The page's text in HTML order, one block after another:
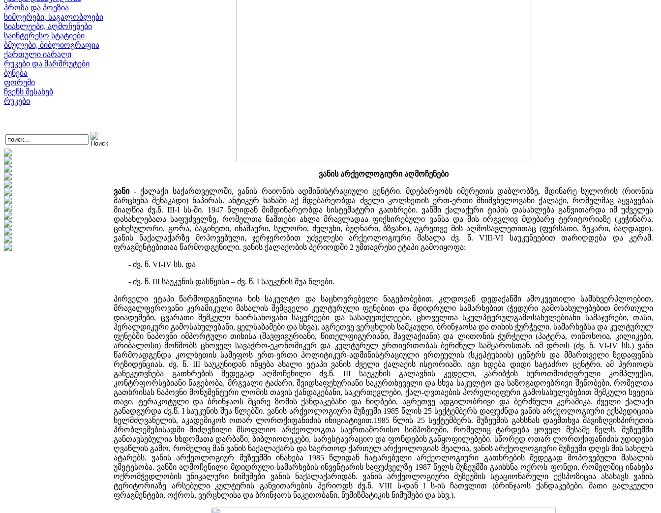
პროზა და პოეზია
სიმღერები, საგალობლები
სიახლეები, აღმოჩენები
საინტერესო სტატიები
ბმულები, ბიბლიოგრაფია
ქართული იარაღი
რუკები და მარშრუტები
ბუნება
ფორუმი
ჩვენს შესახებ
რუკები
ვანის არქეოლოგიური აღმოჩენები
ვანი -ქალაქი საქართველოში, ვანის რაიონის ადმინისტრაციული ცენტრი. მდებარეობს იმერეთის დაბლობზე, მდინარე სულორის (რიონის
მარცხენა შენაკადი) ნაპირას. ანტიკურ ხანაში აქ მდებარეობდა ძველი კოლხეთის ერთ-ერთი მნიშვნელოვანი ქალაქი, რომელმაც აყვავებას
მიაღწია ძვ.წ. III-I სს-ში. 1947 წლიდან მიმდინარეობდა სისტემატური გათხრები. ვანში ქალაქური ტიპის დასახლება განვითარდა იმ უძველეს
დასახლებათა საფუძველზე, რომელთა ნაშთები ახლა მრავლადაა ფიქსირებული ვანსა და მის ირგვლივ მდებარე ტერიტორიაზე (კეჭინარა,
ციხესულორი, გორა, ბაგინეთი, ინაშაური, სულორი, ძულუხი, ბუღნარი, ბზვანი), აგრეთვე მის აღმოსავლეთითაც (ფერსათი, ზეკარი, ბაღდადი).
ვანის ნაქალაქარზე მოპოვებული, ჯერჯერობით უძველესი არქეოლოგიური მასალა ძვ. წ. VIII-VI საუკუნეებით თარიღდება და კერამ.
ფრაგმენტებითაა წარმოდგენილი. ვანის ქალაქობის პერიოდში 2 უმთავრესი ეტაპი გამოიყოფა:
- ძვ. წ. VI-IV სს. და
- ძვ. წ. III საუკუნის დასწყისი – ძვ. წ. I საუკუნის შუა წლები.
პირველი ეტაპი წარმოდგენილია ხის საკულტო და საცხოვრებელი ნაგებობებით, კლდოვან დედაქანში ამოკვეთილი სამსხვერპლოებით,
მრავალფეროვანი კერამიკული მასალის შემცველი კულტურული ფენებით და მდიდრული სამარხებით (ჭედური გამოსახულებებით მორთული
დიადემები, ცვარათი შემკული ნაირსახოვანი საყურეები და სასაფეთქლეები, ცხოველთა სკულპტურულგამოსახულებიანი სამაჯურები, თასი,
ჰერალდიკური გამოსახულებანი, ყელსაბამები და სხვა), აგრეთვე ვერცხლის სამკაული, ბრინჯაოსა და თიხის ჭურჭელი. სამარხებსა და კულტურულ
ფენებში ნაპოვნი იმპორტული თიხისა (შავფიგურიანი, წითელფიგურიანი, შავლაქიანი) და ლითონის ჭურჭელი (პატერა, ოინოხოია, კილიკები,
არიბალოსი) მოწმობს ცხოველ სავაჭრო-ეკონომიკურ და კულტურულ ურთიერთობას ბერძნულ სამყაროსთან. იმ დროს (ძვ. წ. VI-IV სს.) ვანი
წარმოადგენდა კოლხეთის სამეფოს ერთ-ერთი პოლიტიკურ-ადმინისტრაციული ერთეულის (სკეპტუხიის) ცენტრს და მმართველი ზედაფენის
რეზიდენციას. ძვ. წ. III საუკუნიდან იწყება ახალი ეტაპი ვანის ძველი ქალაქის ისტორიაში. იგი ხდება დიდი სატაძრო ცენტრი. ამ პერიოდს
განეკუთვნება გათხრების შედეგად აღმოჩენილი ძვ.წ. III საუკუნის გალავნის კედელი, კარიბჭის ხუროთმოძღვრული კომპლექსი,
კონტრფორსებიანი ნაგებობა, მრგვალი ტაძარი, შვიდსაფეხურიანი საკურთხეველი და სხვა საკულტო და საზოგადოებრივი შენობები, რომელთა
გათხრისას ნაპოვნი მონუმენტური ლომის თავის ქანდაკებანი, საკურთევლები, ქალ-ღვთაების ჰორელიეფური გამოსახულებებით შემკული სვეტის
თავი, ტერაკოტული და ბრინჯაოს მცირე ზომის ქანდაკებანი და ნიღბები, აგრეთვე ადგილობრივი და ბერძნული კერამიკა. ძველი ქალაქი
განადგურდა ძვ.წ. I საუკუნის შუა წლებში. ვანის არქეოლოგიური მუზეუმი 1985 წლის 25 სექტემბერს დაფუძნდა ვანის არქეოლოგიური ექსპედიციის
ხელმძღვანელის, აკადემიკოს ოთარ ლორთქიფანიძის ინიციატივით.1985 წლის 25 სექტემბერს. მუზეუმის გახსნას დაემთხვა შავიზღვისპირეთის
პრობლემებისადმი მიძღვნილი მსოფლიო არქეოლოგთა საერთაშორისო სიმპოზიუმი, რომელიც ტარდება ყოველ მესამე წელს. მუზეუმში
განთავსებულია სხდომათა დარბაზი, ბიბლიოთეკები, სარესტავრაციო და ფონდების განყოფილებები. სწორედ ოთარ ლორთქიფანიძის უდიდესი
ღვაწლის გამო, რომელიც მან ვანის ნაქალაქარს და საერთოდ ქართულ არქეოლოგიას შეალია, ვანის არქეოლოგიური მუზეუმი დღეს მის სახელს
ატარებს. ვანის არქეოლოგიურ მუზეუმში ინახება 1985 წლიდან ჩატარებული არქეოლოგიური გათხრების შედეგად მოპოვებული მასალის
უმეტესობა. ვანში აღმოჩენილი მდიდრული სამარხების ინვენტარის საფუძველზე 1987 წელს მუზეუმში გაიხსნა ოქროს ფონდი, რომელშიც ინახება
ოქრომჭედლობის უნიკალური ნიმუშები ვანის ნაქალაქარიდან. ვანის არქეოლოგიური მუზეუმის სტაციონარული ექსპოზიცია ასახავს ვანის
ტერიტორიაზე არსებული კულტურის განვითარების პერიოდს ძვ.წ. VIII ს-დან I ს-ის ჩათვლით (ბრინჯაოს ქანდაკებები, მათი ცალკეული
ფრაგმენტები, ოქროს, ვერცხლისა და ბრინჯაოს ნაკეთობანი, ნუმიზმატიკის ნიმუშები და სხვ.).